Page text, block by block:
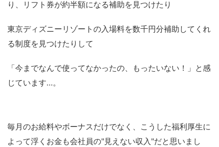
り、リフト券が約半額になる補助を見つけたり
東京ディズニーリゾートの入場料を数千円分補助してくれ
る制度を見つけたりして
「今までなんで使ってなかったの、もったいない！」と感
じています…。
毎月のお給料やボーナスだけでなく、こうした福利厚生に
よって浮くお金も会社員の"見えない収入"だと思いまし